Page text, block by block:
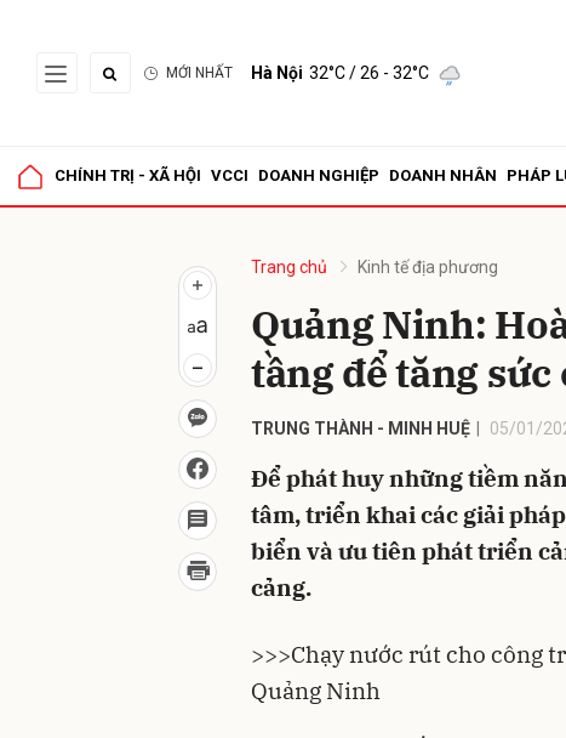
MỚI NHẤT Hà Nội 32°C/ 26 - 32°C
CHÍNH TRỊ - XÃ HỘI VCCI DOANH NGHIỆP DOANH NHÂN PHÁP
Trang chủ Kinh tế địa phương
Quảng Ninh:
tầng để tăng
TRUNG THÀNH - MINH HUỆ 05/01/
Để phát huy những tiềm
tâm, triển khai các giải
biển và ưu tiên phát triển
cảng.
>>>Chạy nước rút cho công
Quảng Ninh